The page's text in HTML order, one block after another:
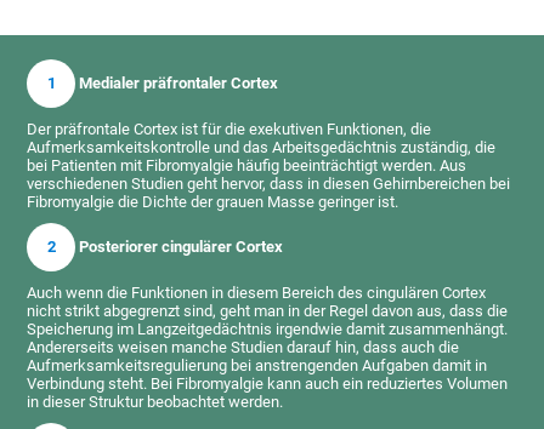
1 Medialer präfrontaler Cortex
Der präfrontale Cortex ist für die exekutiven Funktionen, die
Aufmerksamkeitskontrolle und das Arbeitsgedächtnis zuständig, die
bei Patienten mit Fibromyalgie häufig beeinträchtigt werden. Aus
verschiedenen Studien geht hervor, dass in diesen Gehirnbereichen bei
Fibromyalgie die Dichte der grauen Masse geringer ist.
2 Posteriorer cingulärer Cortex
Auch wenn die Funktionen in diesem Bereich des cingulären Cortex
nicht strikt abgegrenzt sind, geht man in der Regel davon aus, dass die
Speicherung im Langzeitgedächtnis irgendwie damit zusammenhängt.
Andererseits weisen manche Studien darauf hin, dass auch die
Aufmerksamkeitsregulierung bei anstrengenden Aufgaben damit in
Verbindung steht. Bei Fibromyalgie kann auch ein reduziertes Volumen
in dieser Struktur beobachtet werden.